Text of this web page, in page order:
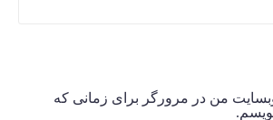
وبسایت من در مرورگر برای زمانی که